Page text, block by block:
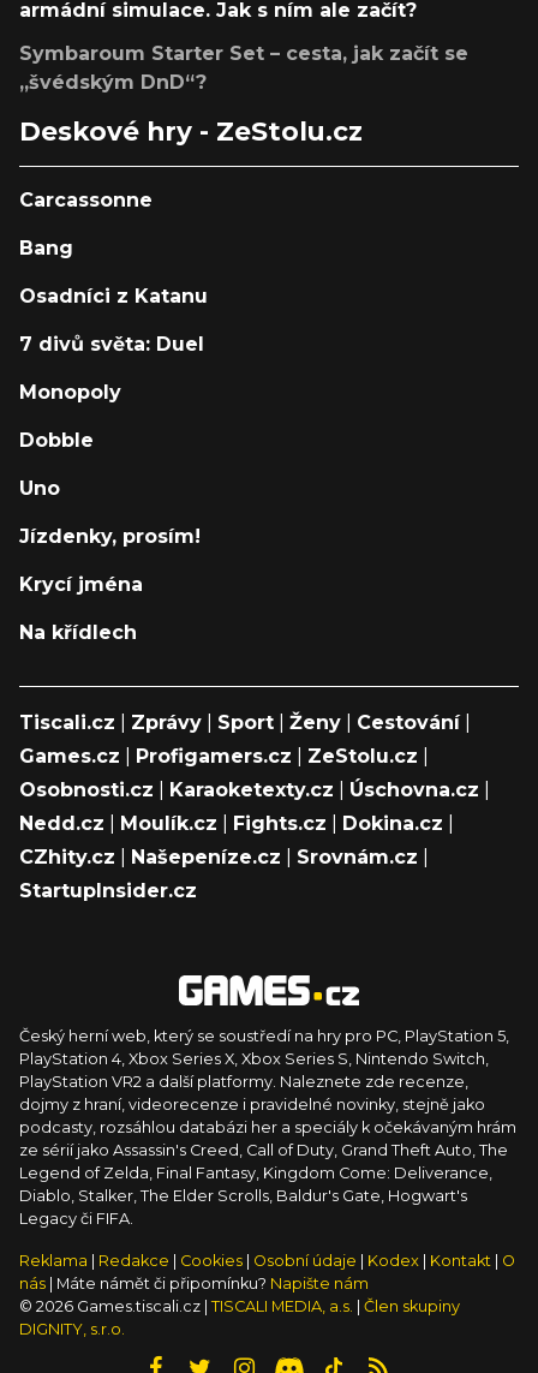
armádní simulace. Jak s ním ale začít?
Symbaroum Starter Set – cesta, jak začít se
„švédským DnD“?
Deskové hry - ZeStolu.cz
Carcassonne
Bang
Osadníci z Katanu
7 divů světa: Duel
Monopoly
Dobble
Uno
Jízdenky, prosím!
Krycí jména
Na křídlech
Tiscali.cz Zprávy Sport Ženy Cestování|
Games.cz
Profigamers.cz ZeStolu.cz
Osobnosti.cz
Karaoketexty.cz Úschovna.cz
Nedd.cz
Moulík.cz Fights.cz Dokina.cz
CZhity.cz
Našepeníze.cz Srovnám.cz
StartupInsider.cz
Český herní web, který se soustředí na hry pro PC, PlayStation 5,
PlayStation 4, Xbox Series X, Xbox Series S, Nintendo Switch,
PlayStation VR2 a další platformy. Naleznete zde recenze,
dojmy z hraní, videorecenze i pravidelné novinky, stejně jako
podcasty, rozsáhlou databázi her a speciály k očekávaným hrám
ze sérií jako Assassin's Creed, Call of Duty, Grand Theft Auto, The
Legend of Zelda, Final Fantasy, Kingdom Come: Deliverance,
Diablo, Stalker, The Elder Scrolls, Baldur's Gate, Hogwart's
Legacy či FIFA.
Reklama Redakce Cookies Osobní údaje Kodex Kontakt
O
nás
| Máte námět či připomínku? Napište nám
© 2026 Games.tiscali.cz | TISCALI MEDIA, a.s.
Člen skupiny
DIGNITY, s.r.o.